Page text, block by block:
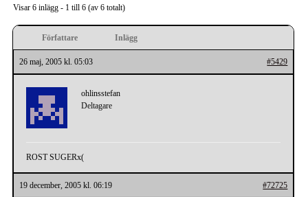
Visar 6 inlägg - 1 till 6 (av 6 totalt)
Författare Inlägg
26 maj, 2005 kl. 05:03 #5429
ohlinsstefan
Deltagare
ROST SUGERx(
19 december, 2005 kl. 06:19 #72725